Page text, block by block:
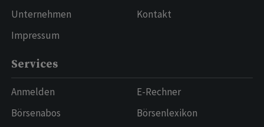
Unternehmen
Impressum
Kontakt
Services
Anmelden
Börsenabos
E-Rechner
Börsenlexikon